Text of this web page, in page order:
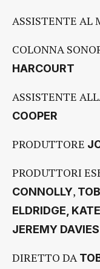
ASSISTENTE AL
COLONNA
HARCOURT
ASSISTENTE
COOPER
PRODUTTORE
PRODUTTORI
CONNOLLY,
ELDRIDGE,
JEREMY
DIRETTO DA